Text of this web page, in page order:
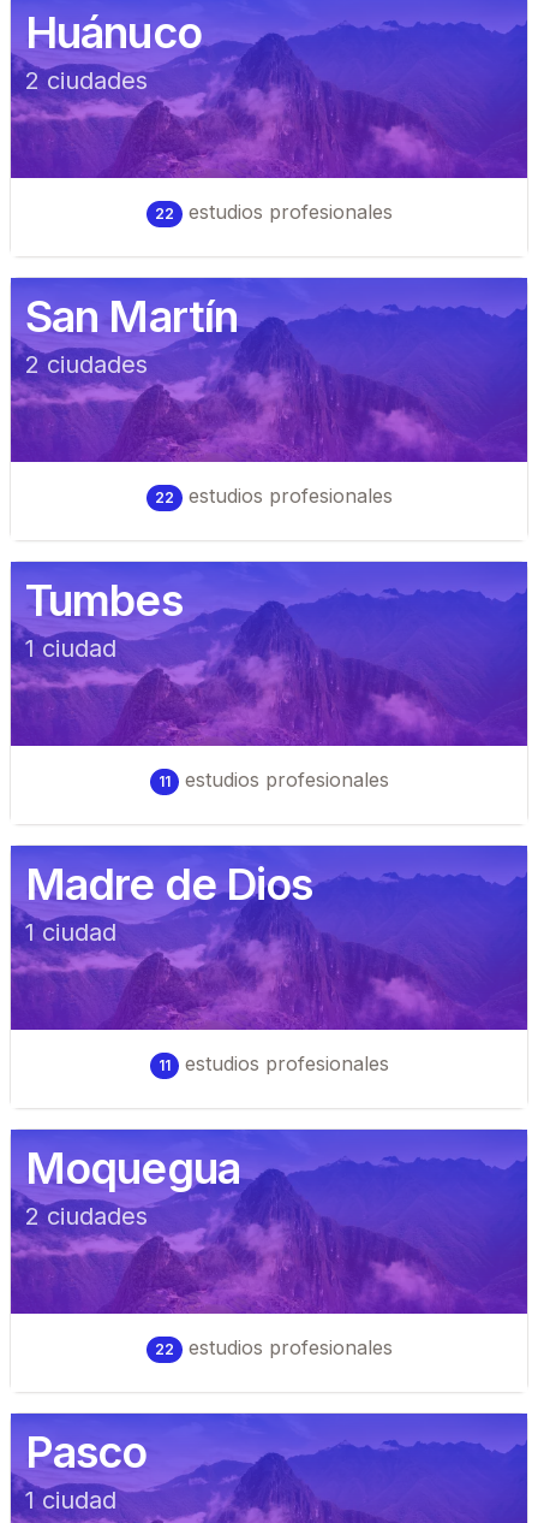
Huánuco
2 ciudades
22 estudios profesionales
San Martín
2 ciudades
22 estudios profesionales
Tumbes
1 ciudad
11 estudios profesionales
Madre de Dios
1 ciudad
11 estudios profesionales
Moquegua
2 ciudades
22 estudios profesionales
Pasco
1 ciudad